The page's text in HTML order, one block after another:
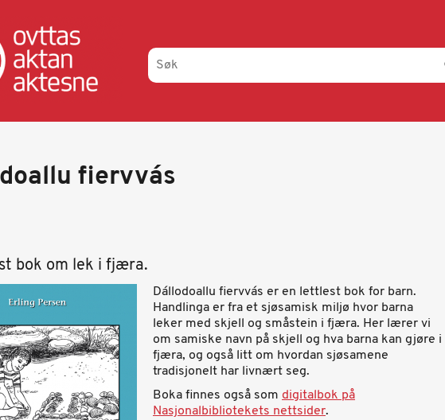
fiervvás
bok om lek i fjæra.
Dállodoallu fiervvás er en lettlest bok for barn.
Handlinga er fra et sjøsamisk miljø hvor barna
leker med skjell og småstein i fjæra. Her lærer vi
om samiske navn på skjell og hva barna kan gjøre i
fjæra, og også litt om hvordan sjøsamene
tradisjonelt har livnært seg.
Boka finnes også som digitalbok på
Nasjonalbibliotekets nettsider.